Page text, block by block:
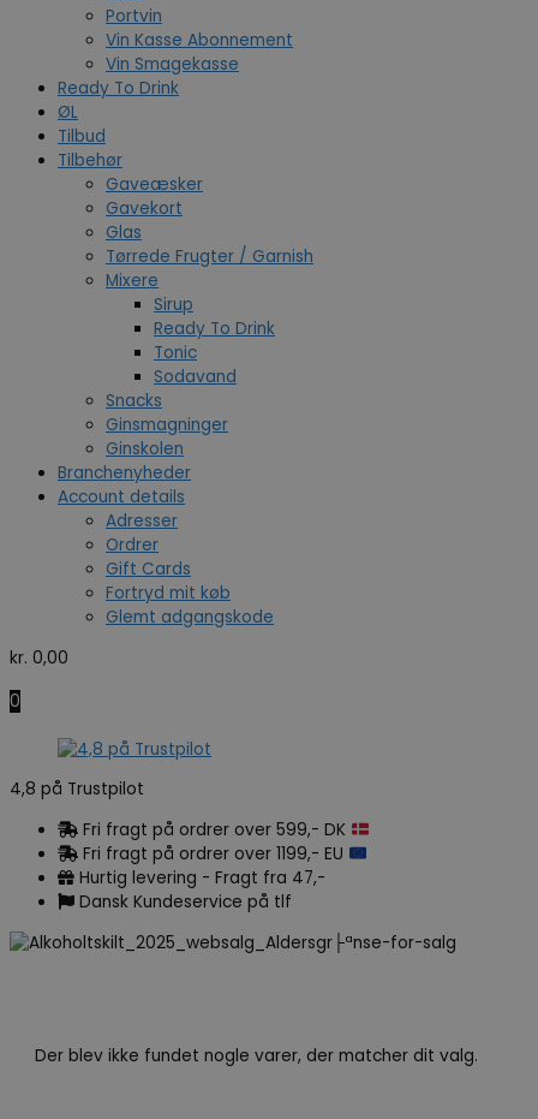
Portvin
Vin Kasse Abonnement
Vin Smagekasse
Ready To Drink
ØL
Tilbud
Tilbehør
Gaveæsker
Gavekort
Glas
Tørrede Frugter / Garnish
Mixere
Sirup
Ready To Drink
Tonic
Sodavand
Snacks
Ginsmagninger
Ginskolen
Branchenyheder
Account details
Adresser
Ordrer
Gift Cards
Fortryd mit køb
Glemt adgangskode
kr. 0,00
0
4,8 på Trustpilot
Fri fragt på ordrer over 599,- DK
Fri fragt på ordrer over 1199,- EU
Hurtig levering - Fragt fra 47,-
Dansk Kundeservice på tlf
Der blev ikke fundet nogle varer, der matcher dit valg.